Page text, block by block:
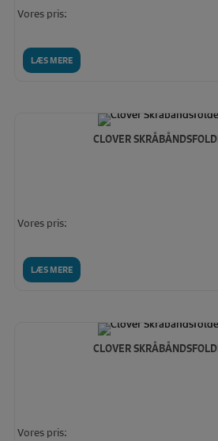
LÆS MERE
Vores pris:
CLOVER
LÆS MERE
Vores pris:
CLOVER
Vores pris: